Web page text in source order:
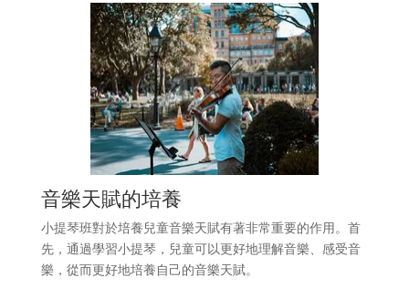
音樂天賦的培養
小提琴班對於培養兒童音樂天賦有著非常重要的作用。首
先，通過學習小提琴，兒童可以更好地理解音樂、感受音
樂，從而更好地培養自己的音樂天賦。